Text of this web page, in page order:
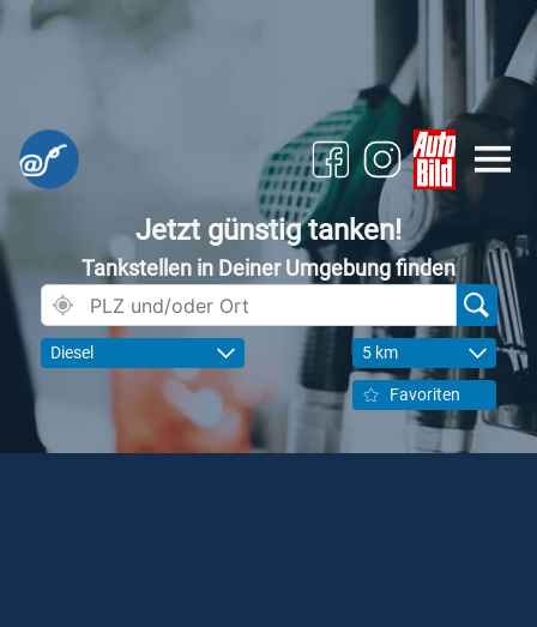
Jetzt günstig tanken!
Tankstellen in Deiner Umgebung finden
Diesel 5 km
Favoriten